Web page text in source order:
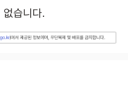
습니다.